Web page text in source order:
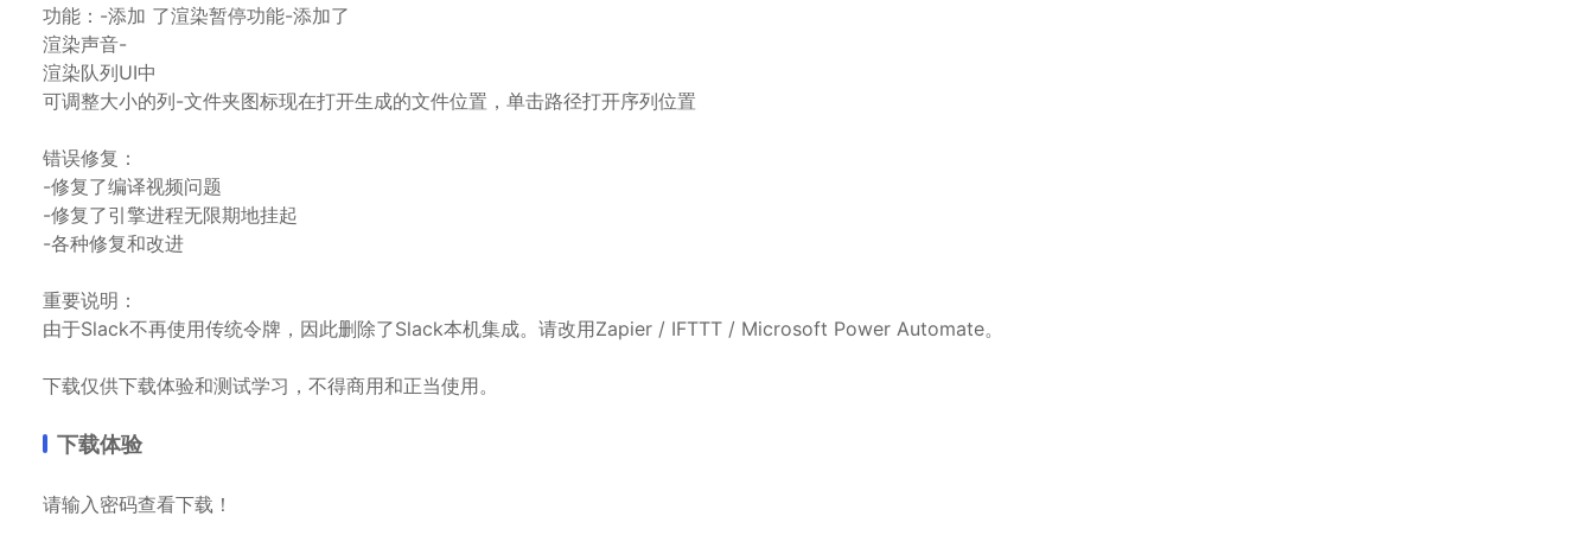
功能：-添加 了渲染暂停功能-添加了
渲染声音-
渲染队列UI中
可调整大小的列-文件夹图标现在打开生成的文件位置，单击路径打开序列位置
错误修复：
-修复了编译视频问题
-修复了引擎进程无限期地挂起
-各种修复和改进
重要说明：
由于Slack不再使用传统令牌，因此删除了Slack本机集成。请改用Zapier / IFTTT / Microsoft Power Automate。
下载仅供下载体验和测试学习，不得商用和正当使用。
下载体验
请输入密码查看下载！